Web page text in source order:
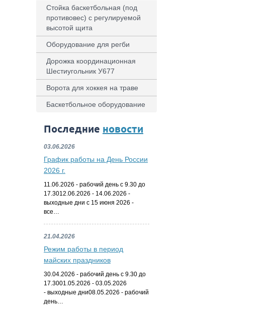
Стойка баскетбольная (под
противовес) с регулируемой
высотой щита
Оборудование для регби
Дорожка координационная
Шестиугольник У677
Ворота для хоккея на траве
Баскетбольное оборудование
Последние новости
03.06.2026
График работы на День России
2026 г.
11.06.2026 - рабочий день с 9.30 до
17.3012.06.2026 - 14.06.2026 -
выходные дни с 15 июня 2026 -
все…
21.04.2026
Режим работы в период
майских праздников
30.04.2026 - рабочий день с 9.30 до
17.3001.05.2026 - 03.05.2026
- выходные дни08.05.2026 - рабочий
день…